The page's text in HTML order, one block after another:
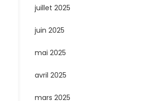
juillet 2025
juin 2025
mai 2025
avril 2025
mars 2025